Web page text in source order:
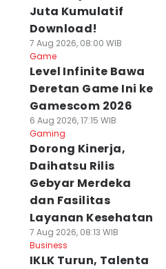
Juta Kumulatif
Download!
7 Aug 2026, 08:00 WIB
Game
Level Infinite Bawa
Deretan Game Ini ke
Gamescom 2026
6 Aug 2026, 17:15 WIB
Gaming
Dorong Kinerja,
Daihatsu Rilis
Gebyar Merdeka
dan Fasilitas
Layanan Kesehatan
7 Aug 2026, 08:13 WIB
Business
IKLK Turun, Talenta